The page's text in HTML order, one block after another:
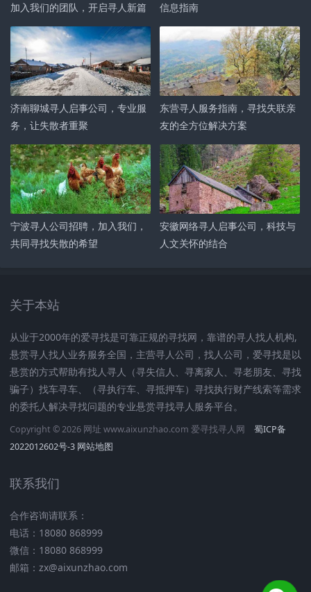
加入我们的团队，开启寻人新篇
章
信息指南
济南聊城寻人启事公司，专业服
务，让失散者重聚
东营寻人服务指南，寻找失联亲
友的全方位解决方案
宁波寻人公司招聘，加入我们，
共同寻找失散的希望
安徽网络寻人启事公司，科技与
人文关怀的结合
关于本站
从业于2000年的爱寻找是可靠正规的寻找网，靠谱的寻人找人机构,
悬赏寻人找人业务服务全国，主营寻人公司，找人公司，爱寻找是以
悬赏的方式帮助有找人寻人（寻失信人、寻离家人、寻老朋友、寻找
骗子）找车寻车、（寻执行车、寻抵押车）寻找执行财产线索等需求
的委托人解决寻找问题的专业悬赏寻找寻人服务平台。
Copyright © 2026 网址 www.aixunzhao.com 爱寻找寻人网
蜀ICP备
2022012602号-3 网站地图
联系我们
合作咨询请联系：
电话：18080 868999
微信：18080 868999
邮箱：zx@aixunzhao.com